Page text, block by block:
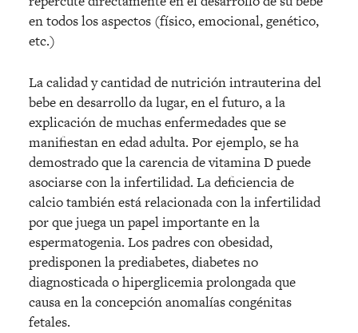
en todos los aspectos (físico, emocional, genético,
etc.)
La calidad y cantidad de nutrición intrauterina del
bebe en desarrollo da lugar, en el futuro, a la
explicación de muchas enfermedades que se
manifiestan en edad adulta. Por ejemplo, se ha
demostrado que la carencia de vitamina D puede
asociarse con la infertilidad. La deficiencia de
calcio también está relacionada con la infertilidad
por que juega un papel importante en la
espermatogenia. Los padres con obesidad,
predisponen la prediabetes, diabetes no
diagnosticada o hiperglicemia prolongada que
causa en la concepción anomalías congénitas
fetales.